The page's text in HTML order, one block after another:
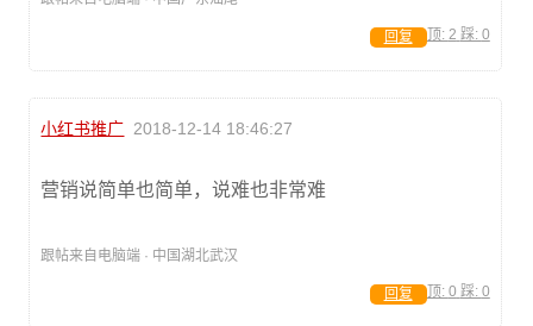
顶: 2 踩: 0
回复
小红书推广 2018-12-14 18:46:27
营销说简单也简单，说难也非常难
跟帖来自电脑端 · 中国湖北武汉
顶: 0 踩: 0
回复